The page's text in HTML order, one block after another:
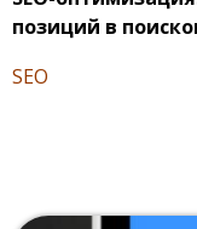
позиций в
SEO